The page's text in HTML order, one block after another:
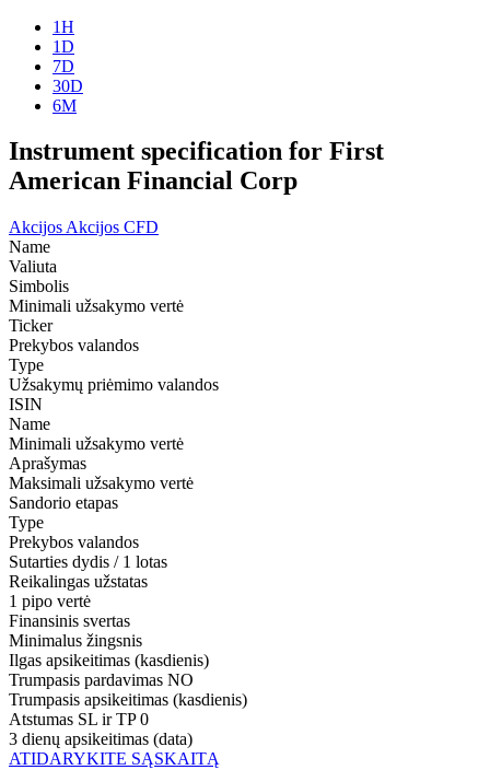
1H
1D
7D
30D
6M
Instrument specification for First
American Financial Corp
Akcijos Akcijos CFD
Name
Valiuta
Simbolis
Minimali užsakymo vertė
Ticker
Prekybos valandos
Type
Užsakymų priėmimo valandos
ISIN
Name
Minimali užsakymo vertė
Aprašymas
Maksimali užsakymo vertė
Sandorio etapas
Type
Prekybos valandos
Sutarties dydis / 1 lotas
Reikalingas užstatas
1 pipo vertė
Finansinis svertas
Minimalus žingsnis
Ilgas apsikeitimas (kasdienis)
Trumpasis pardavimas NO
Trumpasis apsikeitimas (kasdienis)
Atstumas SL ir TP 0
3 dienų apsikeitimas (data)
ATIDARYKITE SĄSKAITĄ